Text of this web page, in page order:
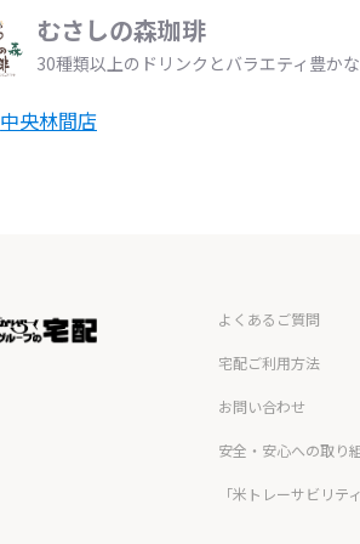
むさしの森珈琲
30種類以上のドリンクとバラエティ豊か
中央林間店
よくあるご質問
宅配ご利用方法
お問い合わせ
安全・安心への取り
「米トレーサビリ